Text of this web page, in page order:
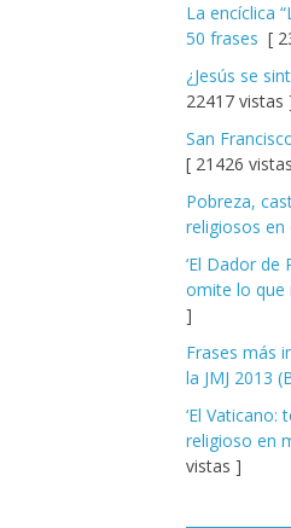
La encíclica
50 frases [
¿Jesús se
22417 vistas
San
[ 21426
Pobreza,
religiosos en
‘El Dador de
omite lo que
]
Frases más
la JMJ 2013
‘El Vaticano:
religioso en
vistas ]